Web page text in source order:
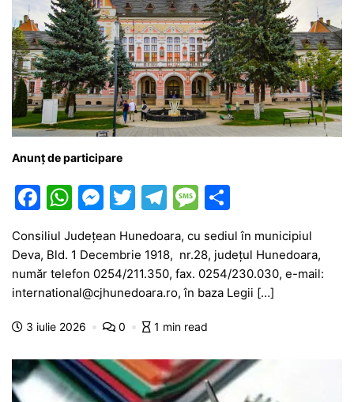
Anunț de participare
F
a
c
e
b
o
k
W
at
s
A
p
M
s
s
e
n
er
T
itt
er
T
e
gr
a
m
M
s
s
a
g
ar
ta
je
a
Consiliul Judeţean Hunedoara, cu sediul în municipiul
Deva, Bld. 1 Decembrie 1918, nr.28, judeţul Hunedoara,
număr telefon 0254/211.350, fax. 0254/230.030, e-mail:
international@cjhunedoara.ro, în baza Legii […]
3 iulie 2026 0 1 min read